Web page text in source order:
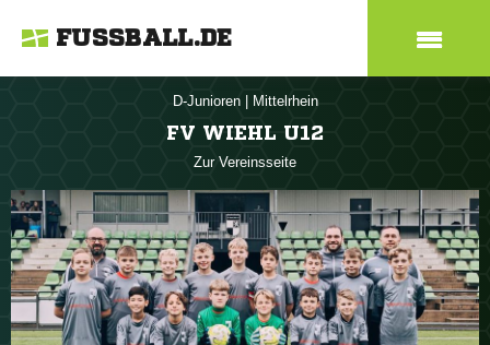
FUSSBALL.DE
D-Junioren Mittelrhein
FV WIEHL U12
Zur Vereinsseite